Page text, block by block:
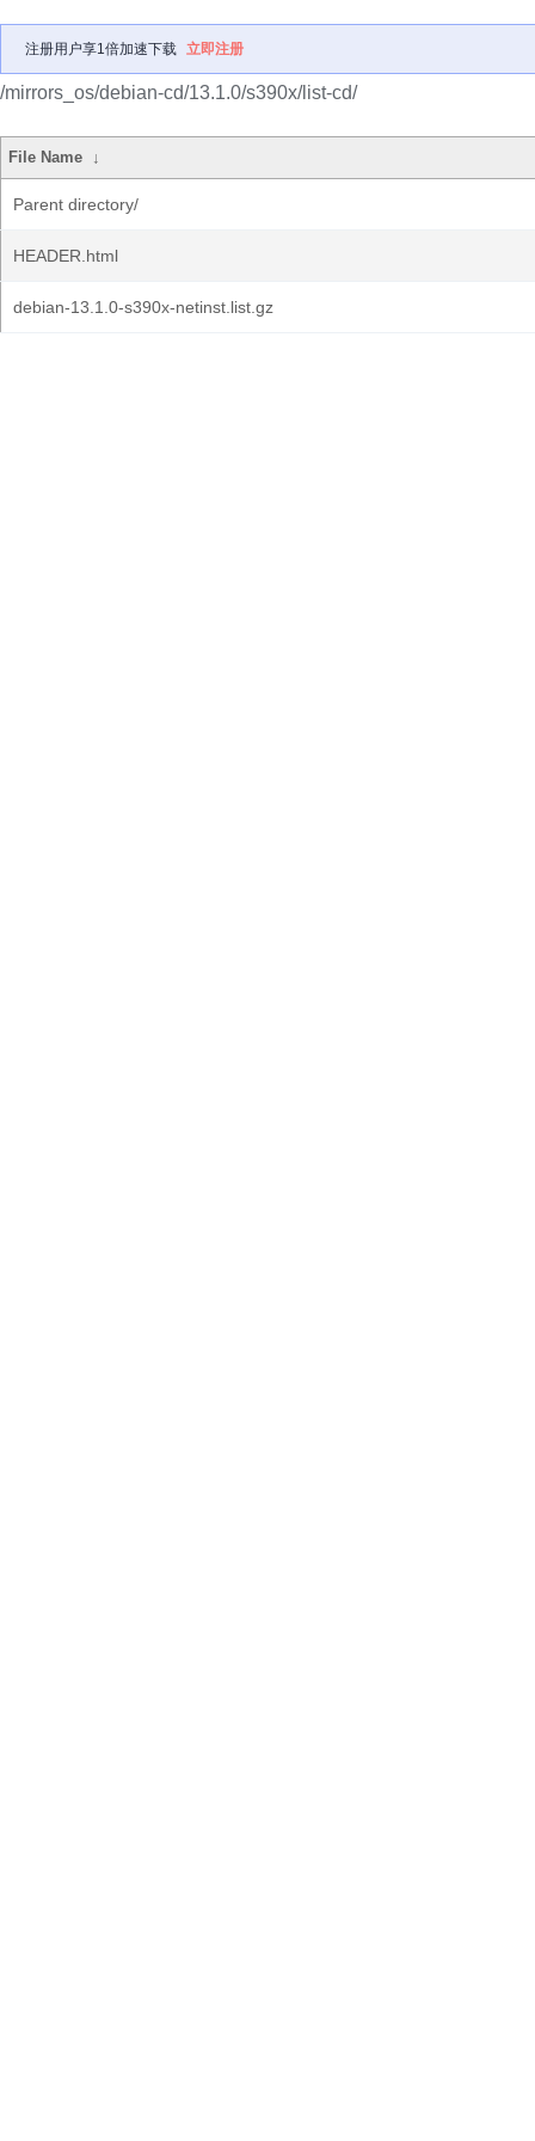
注册用户享1倍加速下载 立即注册
/mirrors_os/debian-cd/13.1.0/s390x/list-cd/
File Name ↓
Parent directory/
HEADER.html
debian-13.1.0-s390x-netinst.list.gz